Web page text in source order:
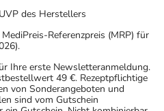
des Herstellers
Referenzpreis (MRP) für
Ihre erste Newsletteranmeldung.
49 €. Rezeptpflichtige
von Sonderangeboten und
sind vom Gutschein